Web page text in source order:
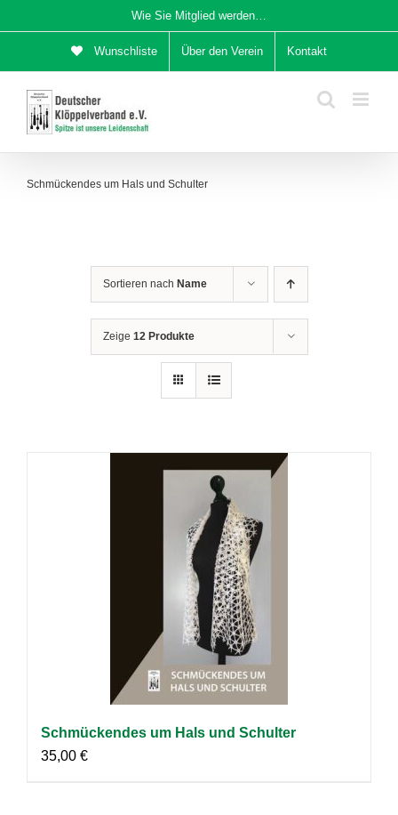
Inhalt
Wie Sie Mitglied werden…
Wunschliste Über den Verein Kontakt
Schmückendes um Hals und Schulter
Sortieren nach Name
Zeige 12 Produkte
Schmückendes um Hals und Schulter
35,00 €